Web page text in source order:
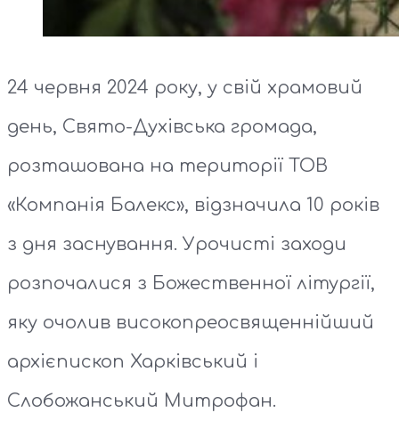
24 червня 2024 року, у свій храмовий
день, Свято-Духівська громада,
розташована на території ТОВ
«Компанія Балекс», відзначила 10 років
з дня заснування. Урочисті заходи
розпочалися з Божественної літургії,
яку очолив високопреосвященнійший
архієпископ Харківський і
Слобожанський Митрофан.